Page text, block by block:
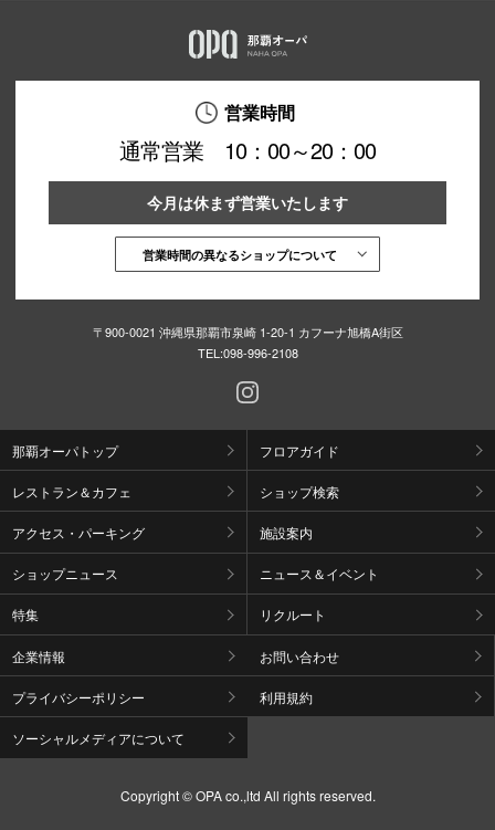
営業時間
通常営業 10：00～20：00
今月は休まず営業いたします
営業時間の異なるショップについて
〒900-0021 沖縄県那覇市泉崎 1-20-1 カフーナ旭橋A街区
TEL:098-996-2108
那覇オーパトップ フロアガイド
レストラン＆カフェ ショップ検索
アクセス・パーキング 施設案内
ショップニュース ニュース＆イベント
特集 リクルート
企業情報 お問い合わせ
プライバシーポリシー 利用規約
ソーシャルメディアについて
Copyright © OPA co.,ltd All rights reserved.